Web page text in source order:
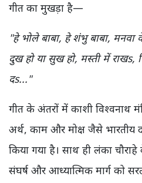
गीत का मुखड़ा है—
"हे भोले बाबा, हे शंभु बाबा, मनवा
दुख हो या सुख हो, मस्ती में राखs,
दs..."
गीत के अंतरों में काशी विश्वनाथ
अर्थ, काम और मोक्ष जैसे भारतीय
किया गया है। साथ ही लंका
संघर्ष और आध्यात्मिक मार्ग को